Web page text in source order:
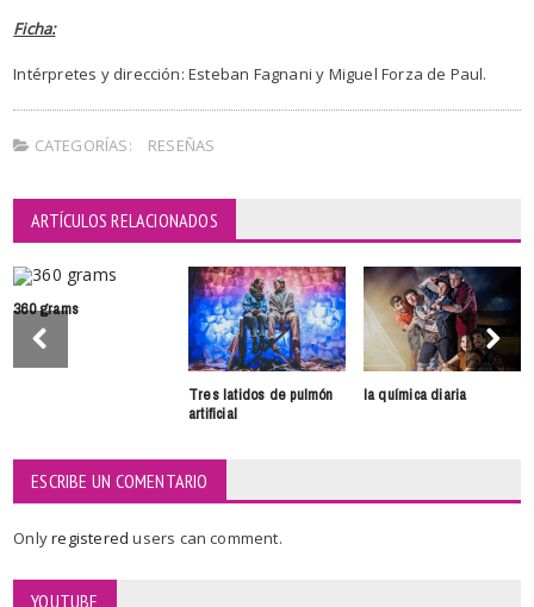
Ficha:
Intérpretes y dirección: Esteban Fagnani y Miguel Forza de Paul.
CATEGORÍAS: RESEÑAS
ARTÍCULOS RELACIONADOS
360 grams
Tres latidos de pulmón
artificial
la química diaria
ESCRIBE UN COMENTARIO
Onlyregisteredusers can comment.
YOUTUBE